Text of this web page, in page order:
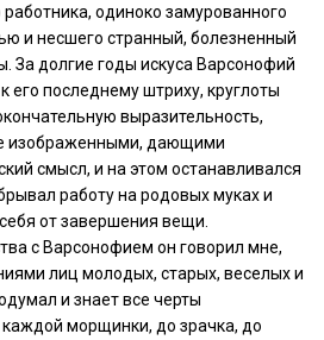
работника, одиноко замурованного
и несшего странный, болезненный
За долгие годы искуса Варсонофий
его последнему штриху, круглоты
выразительность,
изображенными, дающими
смысл, и на этом останавливался
работу на родовых муках и
от завершения вещи.
с Варсонофием он говорил мне,
лиц молодых, старых, веселых и
и знает все черты
морщинки, до зрачка, до